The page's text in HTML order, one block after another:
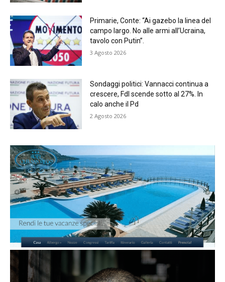
Primarie, Conte: “Ai gazebo la linea del
campo largo. No alle armi all’Ucraina,
tavolo con Putin”.
3 Agosto 2026
Sondaggi politici: Vannacci continua a
crescere, FdI scende sotto al 27%. In
calo anche il Pd
2 Agosto 2026